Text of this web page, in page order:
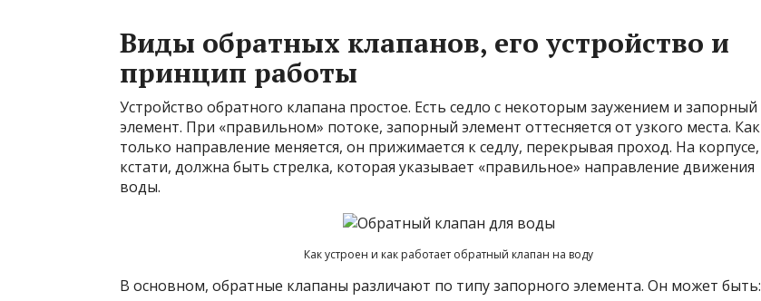
Виды обратных клапанов, его устройство и
принцип работы
Устройство обратного клапана простое. Есть седло с некоторым заужением и запорный
элемент. При «правильном» потоке, запорный элемент оттесняется от узкого места. Как
только направление меняется, он прижимается к седлу, перекрывая проход. На корпусе,
кстати, должна быть стрелка, которая указывает «правильное» направление движения
воды.
Как устроен и как работает обратный клапан на воду
В основном, обратные клапаны различают по типу запорного элемента. Он может быть: